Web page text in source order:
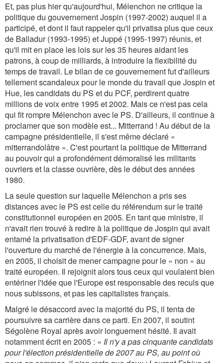
Et, pas plus hier qu'aujourd'hui, Mélenchon ne critique la
politique du gouvernement Jospin (1997-2002) auquel il a
participé, et dont il faut rappeler qu'il privatisa plus que ceux
de Balladur (1993-1995) et Juppé (1995-1997) réunis, et
qu'il mit en place les lois sur les 35 heures aidant les
patrons, à coup de milliards, à introduire la flexibilité du
temps de travail. Le bilan de ce gouvernement fut d'ailleurs
tellement scandaleux pour le monde du travail que Jospin et
Hue, les candidats du PS et du PCF, perdirent quatre
millions de voix entre 1995 et 2002. Mais ce n'est pas cela
qui fit rompre Mélenchon avec le PS. D'ailleurs, il continue à
proclamer que son modèle est... Mitterrand ! Au début de la
campagne présidentielle, il s'est même déclaré «
mitterrandolâtre ». C'est pourtant la politique de Mitterrand
au pouvoir qui a profondément démoralisé les militants
ouvriers et la classe ouvrière, dès le début des années
1980.
La seule question sur laquelle Mélenchon a pris ses
distances avec le PS est celle du référendum sur le traité
constitutionnel européen en 2005. En tant que ministre, il
n'avait rien trouvé à redire à la politique de Jospin qui avait
entamé la privatisation d'EDF-GDF, avant de signer
l'ouverture du marché de l'énergie à la concurrence. Mais,
en 2005, il choisit de mener campagne pour le « non » au
traité européen. Il rejoignit alors tous ceux qui voulaient bien
entériner l'idée que l'Europe est responsable des reculs que
nous subissons, et pas les capitalistes français.
Malgré le désaccord avec la majorité du PS, il tenta de
poursuivre sa carrière dans ce parti. En 2007, il soutint
Ségolène Royal après avoir longuement hésité. Il avait
notamment écrit en 2005 : « Il n'y a pas cinquante candidats
pour l'élection présidentielle de 2007 au PS, au point où